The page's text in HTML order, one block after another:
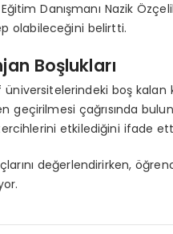
Danışmanı Nazik
olabileceğini belirtti.
Boşlukları
boş kalan
çağrısında
etkilediğini ifade
değerlendirirken,